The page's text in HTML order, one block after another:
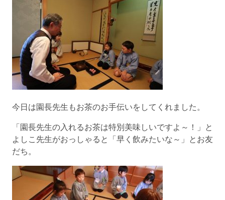
今日は園長先生もお茶のお手伝いをしてくれました。
「園長先生の入れるお茶は特別美味しいですよ～！」と
よしこ先生がおっしゃると「早く飲みたいな～」とお友
だち。